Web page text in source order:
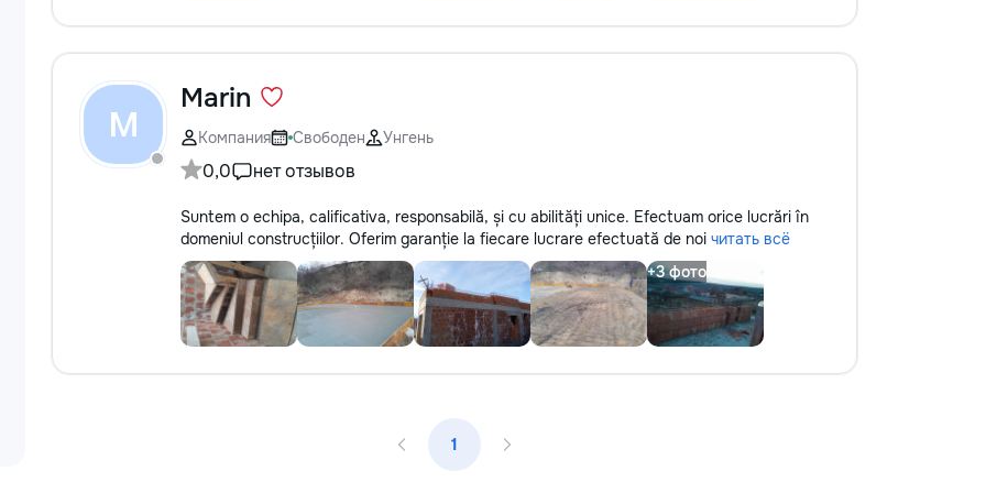
M
Marin
Компания Свободен Унгень
0,0 нет отзывов
Suntem o echipa, calificativa, responsabilă, și cu abilități unice. Efectuam orice lucrări în
domeniul construcțiilor. Oferim garanție la fiecare lucrare efectuată de noi читать всё
1